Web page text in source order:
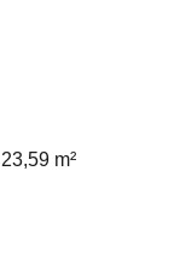
23,59 m²